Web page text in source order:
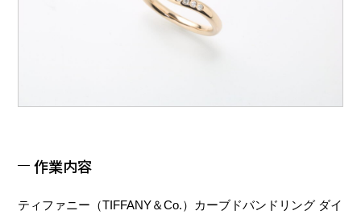
作業内容
ティファニー（TIFFANY＆Co.）カーブドバンドリング ダイ